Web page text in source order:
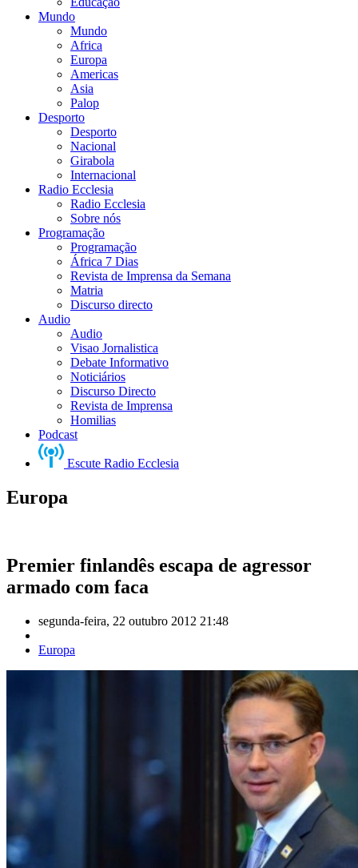
Mundo
Mundo
Africa
Europa
Americas
Asia
Palop
Desporto
Desporto
Nacional
Girabola
Internacional
Radio Ecclesia
Radio Ecclesia
Sobre nós
Programação
Programação
África 7 Dias
Revista de Imprensa da Semana
Matria
Discurso directo
Audio
Audio
Visao Jornalistica
Debate Informativo
Noticiários
Discurso Directo
Revista de Imprensa
Homilias
Podcast
Escute Radio Ecclesia
Europa
Premier finlandês escapa de agressor
armado com faca
segunda-feira, 22 outubro 2012 21:48
Europa